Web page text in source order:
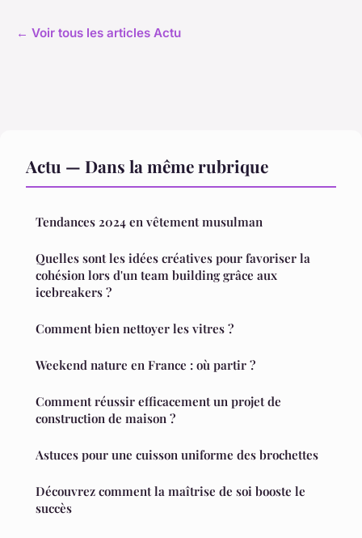
← Voir tous les articles Actu
Actu — Dans la même rubrique
Tendances 2024 en vêtement musulman
Quelles sont les idées créatives pour favoriser la
cohésion lors d'un team building grâce aux
icebreakers ?
Comment bien nettoyer les vitres ?
Weekend nature en France : où partir ?
Comment réussir efficacement un projet de
construction de maison ?
Astuces pour une cuisson uniforme des brochettes
Découvrez comment la maîtrise de soi booste le
succès